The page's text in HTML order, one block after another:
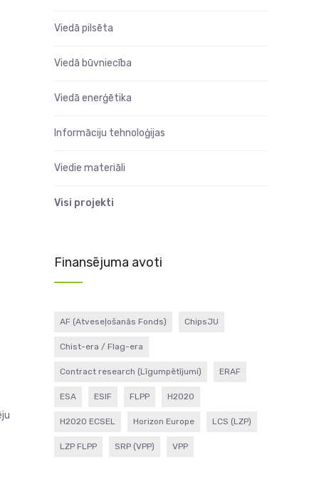
Viedā pilsēta
Viedā būvniecība
Viedā enerģētika
Informāciju tehnoloģijas
Viedie materiāli
Visi projekti
Finansējuma avoti
AF (Atveseļošanās Fonds) ChipsJU
Chist-era / Flag-era
Contract research (Līgumpētījumi) ERAF
ESA ESIF FLPP H2020
H2020 ECSEL Horizon Europe LCS (LZP)
LZP FLPP SRP (VPP) VPP